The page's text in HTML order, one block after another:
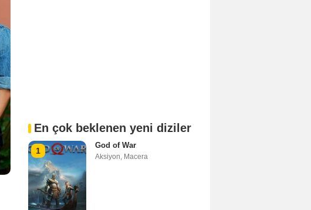
En çok beklenen yeni diziler
1
God of War
Aksiyon, Macera